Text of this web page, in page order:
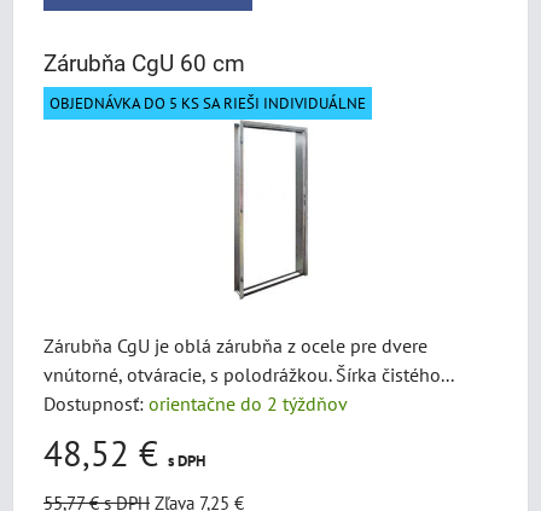
Zárubňa CgU 60 cm
OBJEDNÁVKA DO 5 KS SA RIEŠI INDIVIDUÁLNE
Zárubňa CgU je oblá zárubňa z ocele pre dvere
vnútorné, otváracie, s polodrážkou. Šírka čistého...
Dostupnosť: orientačne do 2 týždňov
48,52 € s DPH
55,77 €s DPH Zľava 7,25 €